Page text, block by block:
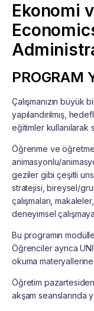
Ekonomi
PROGRAM
Çalışmanızın büyük
yapılandırılmış,
eğitimler kullanılarak
Öğrenme ve
animasyonlu/
geziler gibi çeşitli
stratejisi, bireysel/
çalışmaları,
deneyimsel
Bu programın
Öğrenciler ayrıca
okuma
Öğretim
akşam seanslarında